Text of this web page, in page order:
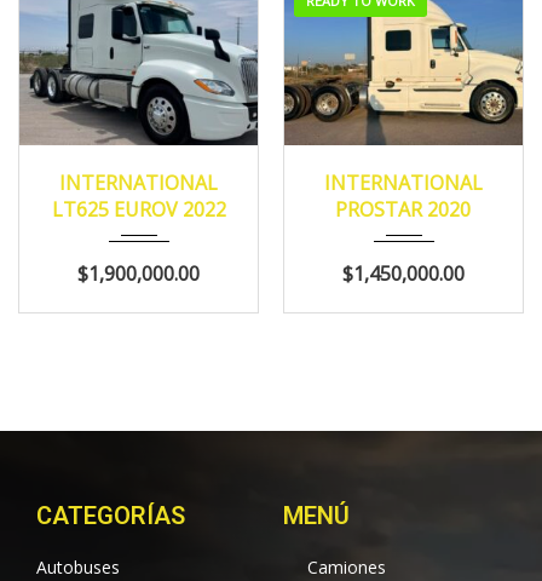
594,192
INTERNATIONAL
LT625 EUROV 2022
$1,900,000.00
596,558
INTERNATIONAL
PROSTAR 2020
$1,450,000.00
CATEGORÍAS
Autobuses
MENÚ
Camiones